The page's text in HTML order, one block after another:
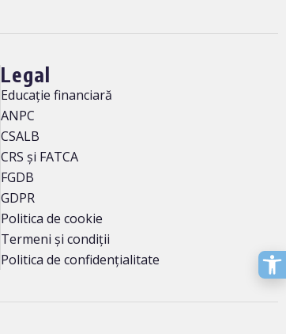
Legal
Educație financiară
ANPC
CSALB
CRS și FATCA
FGDB
GDPR
Politica de cookie
Termeni și condiții
Politica de confidențialitate